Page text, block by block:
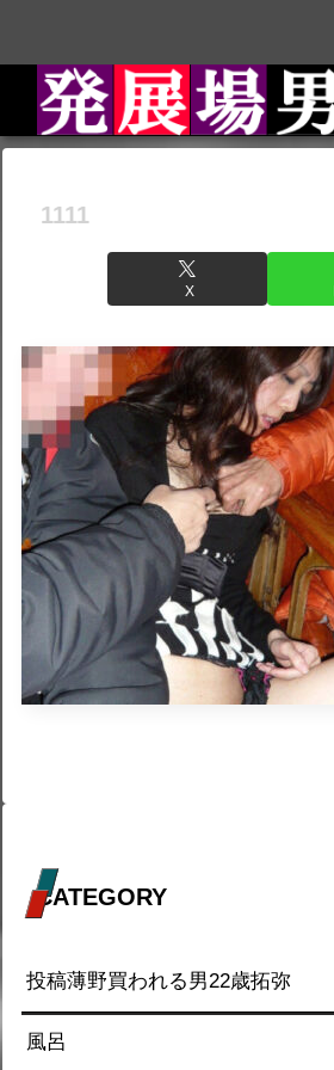
1111
X
CATEGORY
投稿薄野買われる男22歳拓弥
風呂